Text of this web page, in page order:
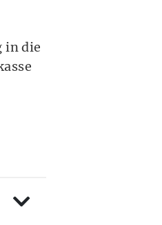
in die
Webseite in einem